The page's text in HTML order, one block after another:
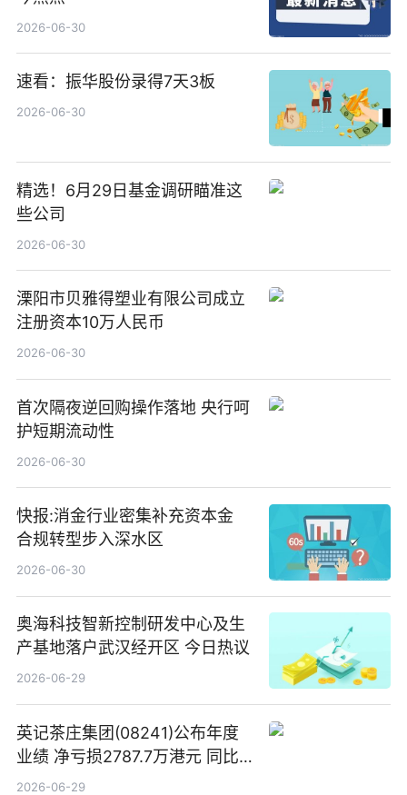
2026-06-30
速看：振华股份录得7天3板
2026-06-30
精选！6月29日基金调研瞄准这
些公司
2026-06-30
溧阳市贝雅得塑业有限公司成立
注册资本10万人民币
2026-06-30
首次隔夜逆回购操作落地 央行呵
护短期流动性
2026-06-30
快报:消金行业密集补充资本金
合规转型步入深水区
2026-06-30
奥海科技智新控制研发中心及生
产基地落户武汉经开区 今日热议
2026-06-29
英记茶庄集团(08241)公布年度
业绩 净亏损2787.7万港元 同比
扩大65.15% 焦点速读
2026-06-29